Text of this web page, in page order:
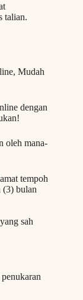
talian.
dengan
oleh mana-
tempoh
(3) bulan
sah